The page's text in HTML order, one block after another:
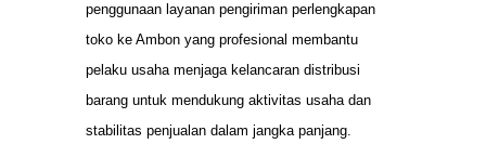
penggunaan layanan pengiriman perlengkapan
toko ke Ambon yang profesional membantu
pelaku usaha menjaga kelancaran distribusi
barang untuk mendukung aktivitas usaha dan
stabilitas penjualan dalam jangka panjang.